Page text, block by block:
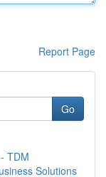
Report Page
Go
TDM
Solutions